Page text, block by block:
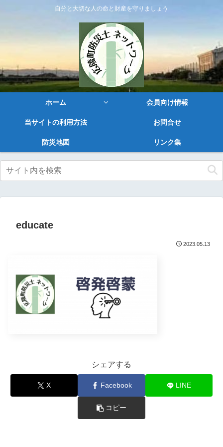
自分と大切な人の命と財産を守りましょう
ホーム 会員向け情報
当サイトの利用方法 お問合せ
防災地図 リンク集
educate
2023.05.13
シェアする
X Facebook LINE
コピー